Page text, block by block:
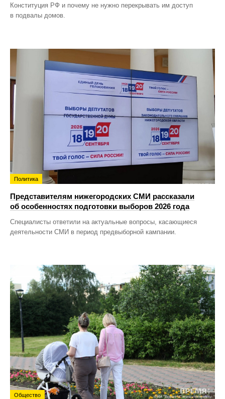
Конституция РФ и почему не нужно перекрывать им доступ
в подвалы домов.
Политика
Представителям нижегородских СМИ рассказали
об особенностях подготовки выборов 2026 года
Специалисты ответили на актуальные вопросы, касающиеся
деятельности СМИ в период предвыборной кампании.
Общество